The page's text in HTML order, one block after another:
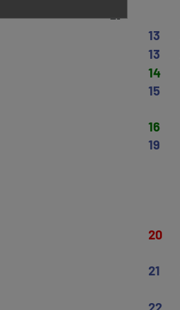
13
13
14
15
16
19
20
21
22